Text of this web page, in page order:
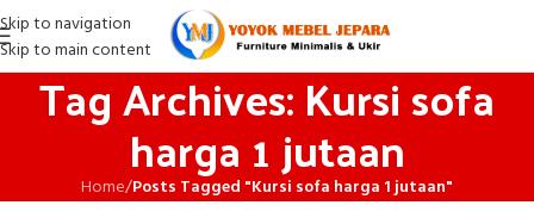
Skip to navigation
Skip to main content
Tag Archives: Kursi sofa
harga 1 jutaan
Home/Posts Tagged "Kursi sofa harga 1 jutaan"